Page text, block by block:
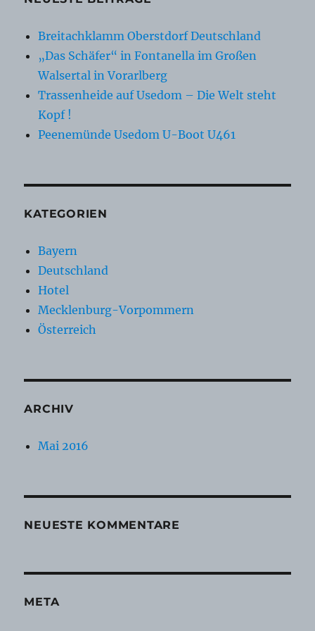
Breitachklamm Oberstdorf Deutschland
„Das Schäfer“ in Fontanella im Großen
Walsertal in Vorarlberg
Trassenheide auf Usedom – Die Welt steht
Kopf !
Peenemünde Usedom U-Boot U461
KATEGORIEN
Bayern
Deutschland
Hotel
Mecklenburg-Vorpommern
Österreich
ARCHIV
Mai 2016
NEUESTE KOMMENTARE
META